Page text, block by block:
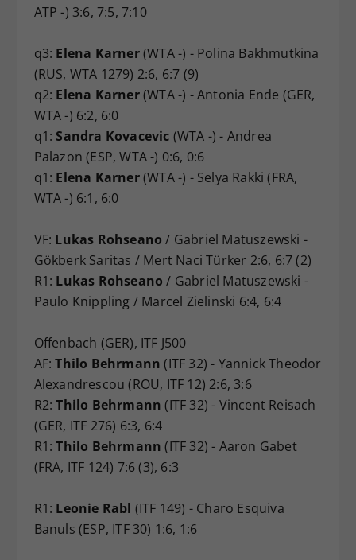
ATP -) 3:6, 7:5, 7:10
q3: Elena Karner(WTA -) - Polina Bakhmutkina
(RUS, WTA 1279) 2:6, 6:7 (9)
q2: Elena Karner(WTA -) - Antonia Ende (GER,
WTA -) 6:2, 6:0
q1:Sandra Kovacevic (WTA -) - Andrea
Palazon (ESP, WTA -) 0:6, 0:6
q1: Elena Karner(WTA -) - Selya Rakki (FRA,
WTA -) 6:1, 6:0
VF: Lukas Rohseano / Gabriel Matuszewski -
Gökberk Saritas / Mert Naci Türker 2:6, 6:7 (2)
R1: Lukas Rohseano / Gabriel Matuszewski -
Paulo Knippling / Marcel Zielinski 6:4, 6:4
Offenbach (GER), ITF J500
AF:Thilo Behrmann (ITF 32) - Yannick Theodor
Alexandrescou (ROU, ITF 12) 2:6, 3:6
R2:Thilo Behrmann (ITF 32) - Vincent Reisach
(GER, ITF 276) 6:3, 6:4
R1:Thilo Behrmann (ITF 32) - Aaron Gabet
(FRA, ITF 124) 7:6 (3), 6:3
R1: Leonie Rabl (ITF 149) - Charo Esquiva
Banuls (ESP, ITF 30) 1:6, 1:6